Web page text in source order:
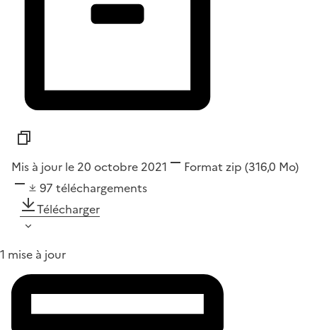
Mis à jour le 20 octobre 2021 Format zip (316,0 Mo)
97 téléchargements
Télécharger
1 mise à jour